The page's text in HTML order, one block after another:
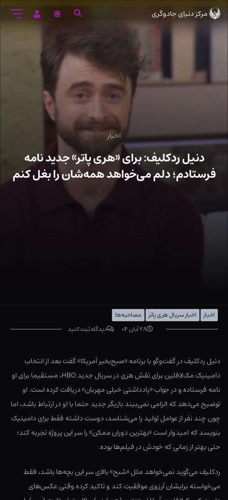
ورود
به
مرکز دنیای جادوگری
اخبار
دنیل ردکلیف: برای «هری پاتر» جدید نامه
فرستادم؛ دلم می‌خواهد همه‌شان را بغل کنم
اخبار اخبار سریال هری پاتر
مصاحبه‌ها
۲۸ آبان ۰۴
دیدگاه ثبت کنید
دنیل ردکلیف در گفت‌وگو با برنامه «صبح‌بخیر آمریکا» گفت بعد از انتخاب
دامینیک مک‌لافلین برای نقش هری در سریال جدید HBO، مستقیما برای او
نامه فرستاده و در جواب «یادداشتی خیلی مهربان» دریافت کرده است. او
توضیح می‌دهد که الزامی نمی‌بیند بازیگر جدید حتما با او در ارتباط باشد، اما
چون چند نفر از عوامل تولید را می‌شناسد، دوست داشته فقط برای دامینیک
بنویسد که امیدوار است «بهترین دوران ممکن» را سر این پروژه تجربه کند؛
حتی بهتر از زمانی که خودش در فیلم‌ها بوده.
ردکلیف می‌گوید نمی‌خواهد مثل «شبح» بالای سر این بچه‌ها باشد، فقط
می‌خواسته برایشان آرزوی موفقیت کند و تاکید کرده وقتی عکس‌های